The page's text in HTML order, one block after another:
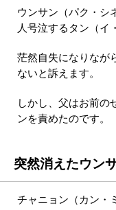
ウンサン（パク・シ
人号泣するタン（イ
茫然自失になりなが
ないと訴えます。
しかし、父はお前の
ンを責めたのです。
突然消えたウン
チャニョン（カン・